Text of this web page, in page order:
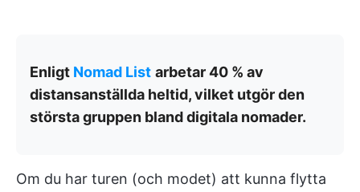
Enligt Nomad List arbetar 40 % av
distansanställda heltid, vilket utgör den
största gruppen bland digitala nomader.
Om du har turen (och modet) att kunna flytta